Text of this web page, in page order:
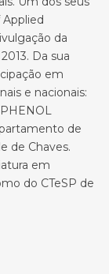
da
Da sua
em
e nacionais:
de
de Chaves.
em
do CTeSP de